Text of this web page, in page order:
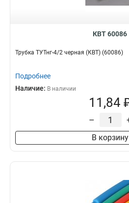
КВТ 60086
Трубка ТУТнг-4/2 черная (КВТ) (60086)
Подробнее
Наличие: В наличии
11,84
–
В корзину